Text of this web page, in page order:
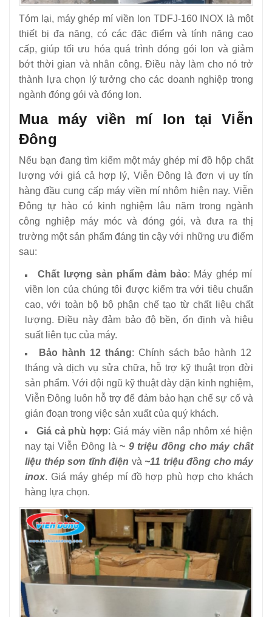
Tóm lại, máy ghép mí viền lon TDFJ-160 INOX là một
thiết bị đa năng, có các đặc điểm và tính năng cao
cấp, giúp tối ưu hóa quá trình đóng gói lon và giảm
bớt thời gian và nhân công. Điều này làm cho nó trở
thành lựa chọn lý tưởng cho các doanh nghiệp trong
ngành đóng gói và đóng lon.
Mua máy viền mí lon tại Viễn
Đông
Nếu bạn đang tìm kiếm một máy ghép mí đồ hộp chất
lượng với giá cả hợp lý, Viễn Đông là đơn vị uy tín
hàng đầu cung cấp máy viền mí nhôm hiện nay. Viễn
Đông tự hào có kinh nghiệm lâu năm trong ngành
công nghiệp máy móc và đóng gói, và đưa ra thị
trường một sản phẩm đáng tin cậy với những ưu điểm
sau:
Chất lượng sản phẩm đảm bảo: Máy ghép mí
viền lon của chúng tôi được kiểm tra với tiêu chuẩn
cao, với toàn bộ bộ phận chế tạo từ chất liệu chất
lượng. Điều này đảm bảo độ bền, ổn định và hiệu
suất liên tục của máy.
Bảo hành 12 tháng: Chính sách bảo hành 12
tháng và dịch vụ sửa chữa, hỗ trợ kỹ thuật trọn đời
sản phẩm. Với đội ngũ kỹ thuật dày dặn kinh nghiệm,
Viễn Đông luôn hỗ trợ để đảm bảo hạn chế sự cố và
gián đoạn trong việc sản xuất của quý khách.
Giá cả phù hợp: Giá máy viền nắp nhôm xé hiện
nay tại Viễn Đông là~ 9 triệu đồng cho máy chất
liệu thép sơn tĩnh điện và ~11 triệu đồng cho máy
inox. Giá máy ghép mí đồ hợp phù hợp cho khách
hàng lựa chọn.